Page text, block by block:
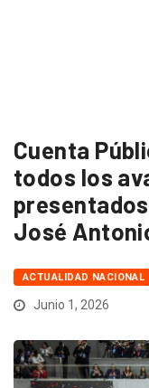
Cuenta
todos los
José
ACTUALIDAD NACIONAL
Junio 1, 2026